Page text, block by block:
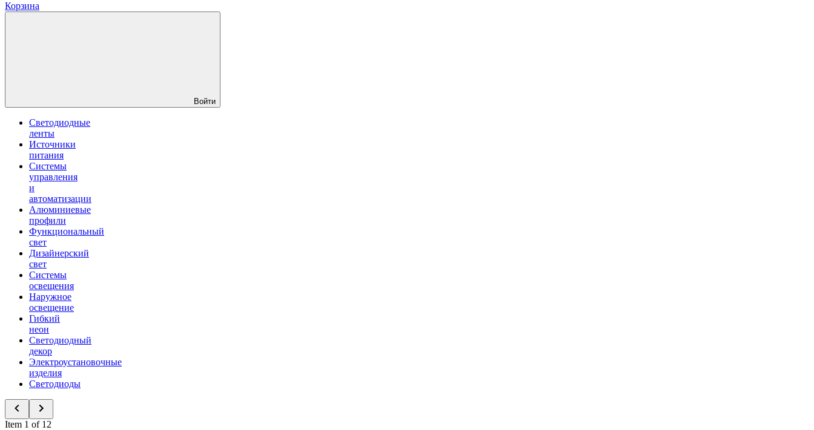
Корзина
Войти
Светодиодные
ленты
Источники
питания
Системы
управления
и
автоматизации
Алюминиевые
профили
Функциональный
свет
Дизайнерский
свет
Системы
освещения
Наружное
освещение
Гибкий
неон
Светодиодный
декор
Электроустановочные
изделия
Светодиоды
Item 1 of 12